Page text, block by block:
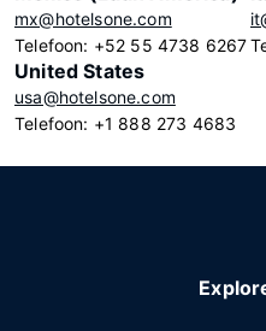
mx@hotelsone.com
Telefoon: +52 55 4738 6267
United States
usa@hotelsone.com
Telefoon: +1 888 273 4683